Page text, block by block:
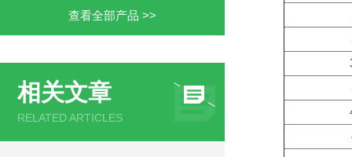
查看全部产品 >>
相关文章
RELATED ARTICLES